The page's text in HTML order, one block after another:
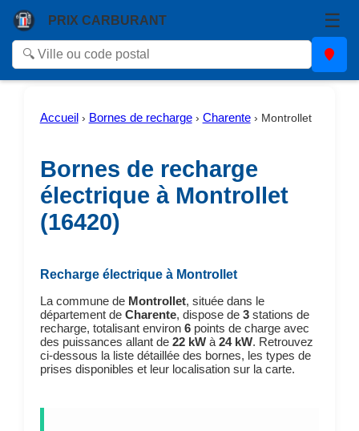
PRIX CARBURANT ☰
Accueil › Bornes de recharge› Charente› Montrollet
Bornes de recharge
électrique à Montrollet
(16420)
Recharge électrique à Montrollet
La commune de Montrollet, située dans le
département de Charente, dispose de 3stations de
recharge, totalisant environ 6points de charge avec
des puissances allant de 22 kWà 24 kW. Retrouvez
ci-dessous la liste détaillée des bornes, les types de
prises disponibles et leur localisation sur la carte.